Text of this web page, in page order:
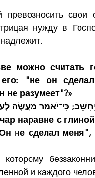
превозносить
нужду в
можно считать
"не он
не разумеет"?»
כִּי־יֹאמַר מַעֲשֶׂה
наравне с
не сделал меня",
и каждого